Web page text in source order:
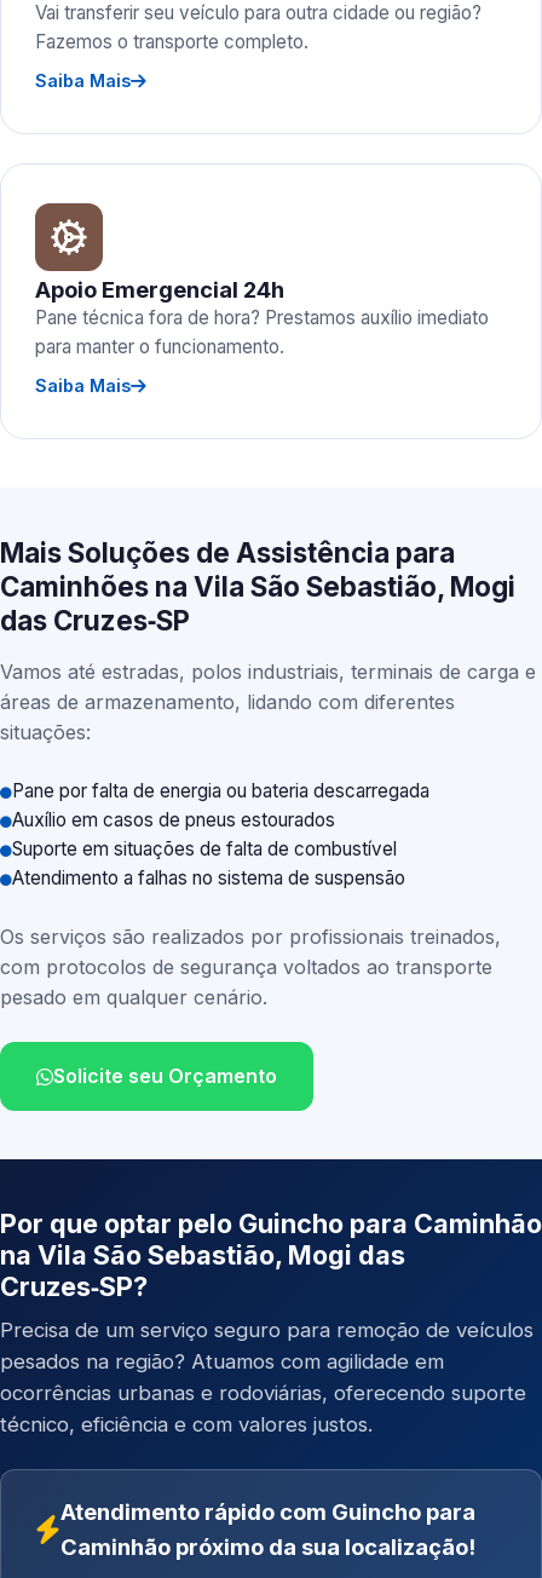
Vai transferir seu veículo para outra cidade ou região?
Fazemos o transporte completo.
Saiba Mais
Apoio Emergencial 24h
Pane técnica fora de hora? Prestamos auxílio imediato
para manter o funcionamento.
Saiba Mais
Mais Soluções de Assistência para
Caminhões na Vila São Sebastião, Mogi
das Cruzes‑SP
Vamos até estradas, polos industriais, terminais de carga e
áreas de armazenamento, lidando com diferentes
situações:
Pane por falta de energia ou bateria descarregada
Auxílio em casos de pneus estourados
Suporte em situações de falta de combustível
Atendimento a falhas no sistema de suspensão
Os serviços são realizados por profissionais treinados,
com protocolos de segurança voltados ao transporte
pesado em qualquer cenário.
Solicite seu Orçamento
Por que optar pelo Guincho para Caminhão
na Vila São Sebastião, Mogi das
Cruzes‑SP?
Precisa de um serviço seguro para remoção de veículos
pesados na região? Atuamos com agilidade em
ocorrências urbanas e rodoviárias, oferecendo suporte
técnico, eficiência e com valores justos.
Atendimento rápido com Guincho para
Caminhão próximo da sua localização!